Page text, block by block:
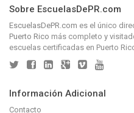
Sobre EscuelasDePR.com
EscuelasDePR.com es el único
Puerto Rico más completo y
escuelas certificadas en Puerto
Información Adicional
Contacto